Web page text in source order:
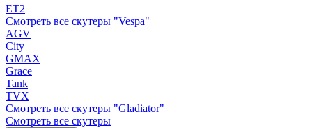
ET2
Смотреть все скутеры "Vespa"
AGV
City
GMAX
Grace
Tank
TVX
Смотреть все скутеры "Gladiator"
Смотреть все скутеры